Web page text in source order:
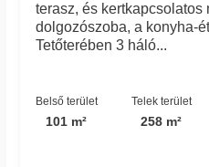
terasz, és kertkapcsolatos
dolgozószoba, a konyha-
Tetőterében 3 háló...
Belső terület
101 m²
Telek terület
258 m²